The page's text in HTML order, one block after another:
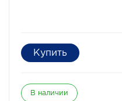
В наличии